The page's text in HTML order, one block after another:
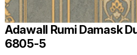
Adawall Rumi Damask
6805-5